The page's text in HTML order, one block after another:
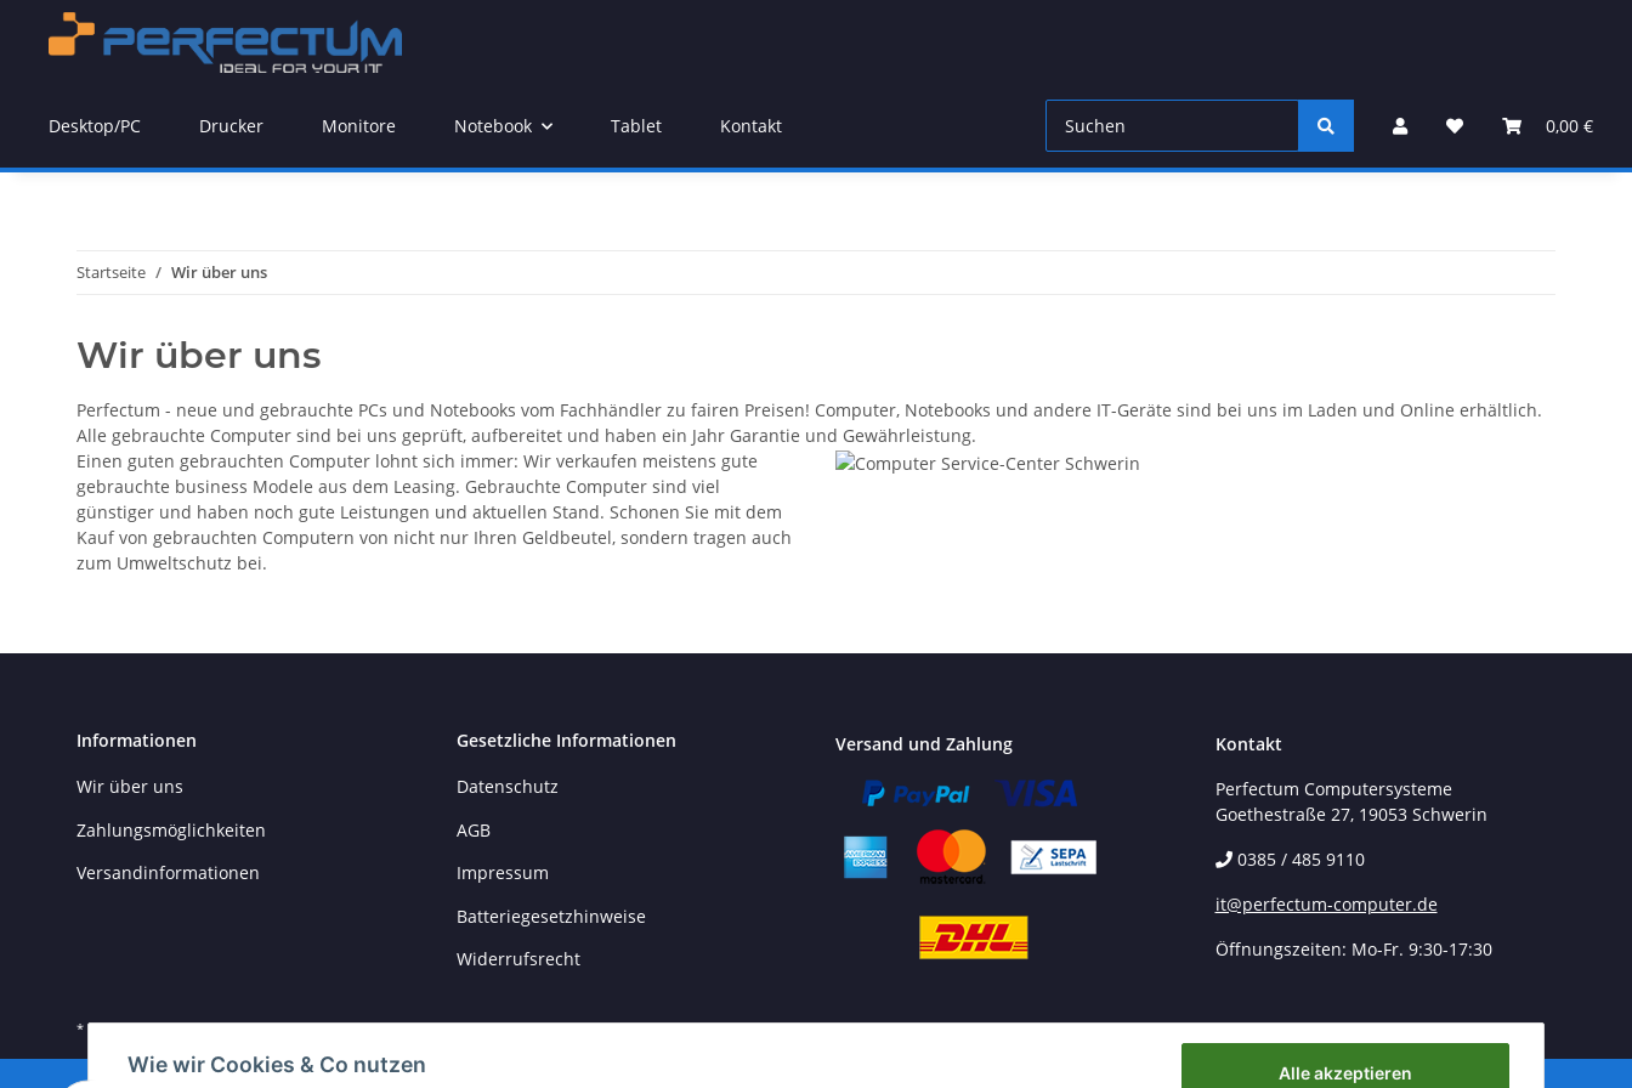
0,00 €
Desktop/PC Drucker Monitore Notebook Tablet Kontakt
Startseite Wir über uns
Wir über uns
Perfectum - neue und gebrauchte PCs und Notebooks vom Fachhändler zu fairen Preisen! Computer, Notebooks und andere IT-Geräte sind bei uns im Laden und Online erhältlich.
Alle gebrauchte Computer sind bei uns geprüft, aufbereitet und haben ein Jahr Garantie und Gewährleistung.
Einen guten gebrauchten Computer lohnt sich immer: Wir verkaufen meistens gute
gebrauchte business Modele aus dem Leasing. Gebrauchte Computer sind viel
günstiger und haben noch gute Leistungen und aktuellen Stand. Schonen Sie mit dem
Kauf von gebrauchten Computern von nicht nur Ihren Geldbeutel, sondern tragen auch
zum Umweltschutz bei.
Informationen
Wir über uns
Zahlungsmöglichkeiten
Versandinformationen
Gesetzliche Informationen
Datenschutz
AGB
Impressum
Batteriegesetzhinweise
Widerrufsrecht
Versand und Zahlung
Kontakt
Perfectum Computersysteme
Goethestraße 27, 19053 Schwerin
0385 / 485 9110
it@perfectum-computer.de
Öffnungszeiten: Mo-Fr. 9:30-17:30
* Alle Preise inkl. gesetzlicher USt., zzgl.Versand
Wie wir Cookies & Co nutzen Alle akzeptieren